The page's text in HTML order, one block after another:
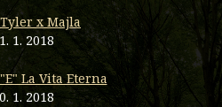
x Majla
1. 2018
La Vita Eterna
1. 2018